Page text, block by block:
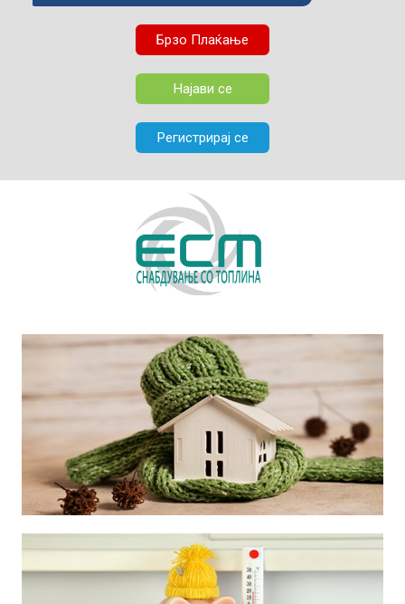
Брзо Плаќање
Најави се
Регистрирај се